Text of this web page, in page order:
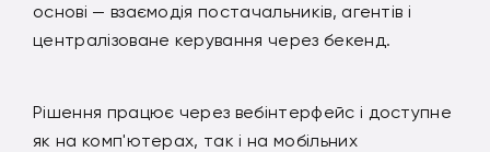
основі — взаємодія постачальників, агентів і
централізоване керування через бекенд.
Рішення працює через вебінтерфейс і доступне
як на комп'ютерах, так і на мобільних